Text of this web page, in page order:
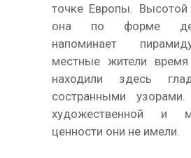
точке Европы.
она по форме
напоминает
местные жители
находили здесь
состранными
художественной и
ценности они не имели.